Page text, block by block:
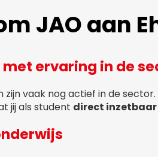
JAO aan
ervaring in de
zijn vaak nog actief in de
jij als student direct inzetbaar